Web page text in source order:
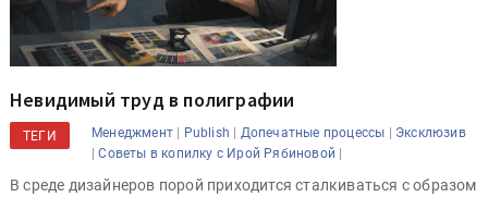
Невидимый труд в полиграфии
ТЕГИ Менеджмент | Publish | Допечатные процессы | Эксклюзив
|Советы в копилку с Ирой Рябиновой |
В среде дизайнеров порой приходится сталкиваться с образом